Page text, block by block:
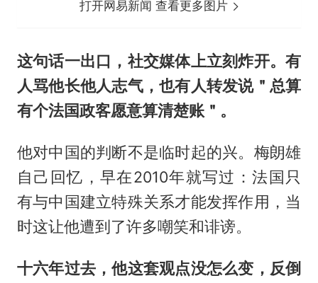
打开网易新闻 查看更多图片
这句话一出口，社交媒体上立刻炸开。有
人骂他长他人志气，也有人转发说＂总算
有个法国政客愿意算清楚账＂。
他对中国的判断不是临时起的兴。梅朗雄
自己回忆，早在2010年就写过：法国只
有与中国建立特殊关系才能发挥作用，当
时这让他遭到了许多嘲笑和诽谤。
十六年过去，他这套观点没怎么变，反倒